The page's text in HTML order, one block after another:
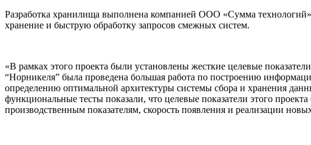
Разработка хранилища выполнена компанией ООО «Сумма
хранение и быструю обработку запросов смежных систем.
«В рамках этого проекта были установлены жесткие целевые
“Норникеля” была проведена большая работа по построению
определению оптимальной архитектуры системы сбора и хранения
функциональные тесты показали, что целевые показатели этого
производственным показателям, скорость появления и реализации